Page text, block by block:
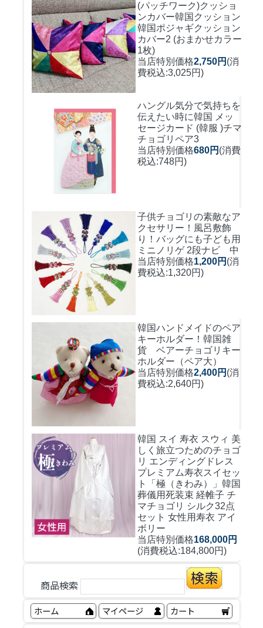
(パッチワーク)クッショ
ンカバー韓国クッション
韓国ポジャギクッション
カバー2 (おまかせカラー
1枚)
当店特別価格2,750円 (消
費税込:3,025円)
ハングル気分で気持ちを
伝えたい時に韓国 メッ
セージカード (韓服 )チマ
チョゴリペア3
当店特別価格680円 (消費
税込:748円)
子供チョゴリの素敵なア
クセサリー！風呂敷飾
り！バッグにも子ども用
ミニノリゲ 2段ナビ 中
当店特別価格1,200円 (消
費税込:1,320円)
韓国ハンドメイドのペア
キーホルダー！ 韓国雑
貨 ベアーチョゴリキー
ホルダー（ペア大）
当店特別価格2,400円 (消
費税込:2,640円)
韓国 スイ 寿衣 スウィ 美
しく旅立つためのチョゴ
リ エンディングドレス
プレミアム寿衣スイセッ
ト「極（きわみ）」韓国
葬儀用死装束 経帷子 チ
マチョゴリ シルク32点
セット 女性用寿衣 アイ
ボリー
当店特別価格168,000円
(消費税込:184,800円)
商品検索
ホーム マイページ カート